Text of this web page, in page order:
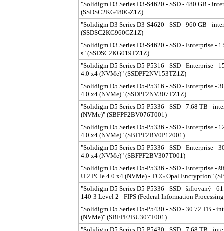
"Solidigm D3 Series D3-S4620 - SSD - 480 GB -
(SSDSC2KG480GZ1Z)
"Solidigm D3 Series D3-S4620 - SSD - 960 GB -
(SSDSC2KG960GZ1Z)
"Solidigm D3 Series D3-S4620 - SSD - Enterprise -
s" (SSDSC2KG019TZ1Z)
"Solidigm D5 Series D5-P5316 - SSD - Enterprise -
4.0 x4 (NVMe)" (SSDPF2NV153TZ1Z)
"Solidigm D5 Series D5-P5316 - SSD - Enterprise -
4.0 x4 (NVMe)" (SSDPF2NV307TZ1Z)
"Solidigm D5 Series D5-P5336 - SSD - 7.68 TB -
(NVMe)" (SBFPF2BV076T001)
"Solidigm D5 Series D5-P5336 - SSD - Enterprise -
4.0 x4 (NVMe)" (SBFPF2BV0P12001)
"Solidigm D5 Series D5-P5336 - SSD - Enterprise -
4.0 x4 (NVMe)" (SBFPF2BV307T001)
"Solidigm D5 Series D5-P5336 - SSD - Enterprise -
U.2 PCIe 4.0 x4 (NVMe) - TCG Opal Encryption"
"Solidigm D5 Series D5-P5336 - SSD - šifrovaný -
140-3 Level 2 - FIPS (Federal Information
"Solidigm D5 Series D5-P5430 - SSD - 30.72 TB -
(NVMe)" (SBFPF2BU307T001)